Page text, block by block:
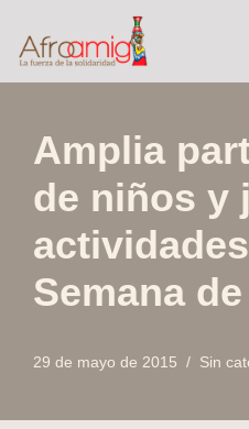
Saltar
al
Amplia
de niños y
Semana
29 de mayo de 2015 Sin